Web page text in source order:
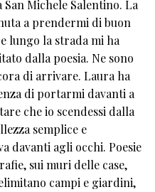
Michele Salentino. La
a prendermi di buon
lungo la strada mi ha
dalla poesia. Ne sono
di arrivare. Laura ha
di portarmi davanti a
che io scendessi dalla
semplice e
davanti agli occhi. Poesie
sui muri delle case,
campi e giardini,